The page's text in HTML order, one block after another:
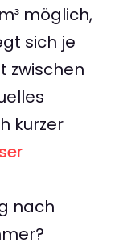
möglich,
sich je
zwischen
kurzer
nach